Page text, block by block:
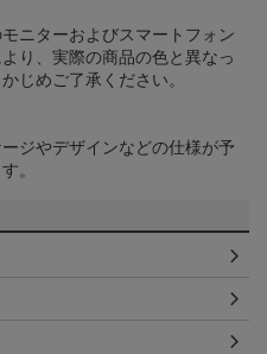
ニターおよびスマートフォン
り、実際の商品の色と異なっ
じめご了承ください。
ジやデザインなどの仕様が予
。